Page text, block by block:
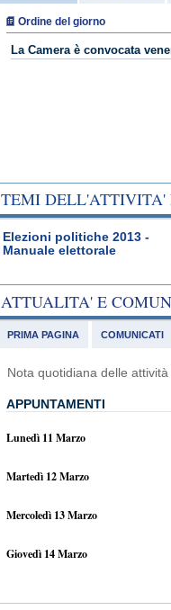
Ordine del giorno
La Camera è convocata
TEMI DELL'ATTIVITA'
Elezioni politiche 2013 -
Manuale elettorale
ATTUALITA' E
PRIMA PAGINA COMUNICATI
Nota quotidiana delle
APPUNTAMENTI
Lunedì 11 Marzo
Martedì 12 Marzo
Mercoledì 13 Marzo
Giovedì 14 Marzo